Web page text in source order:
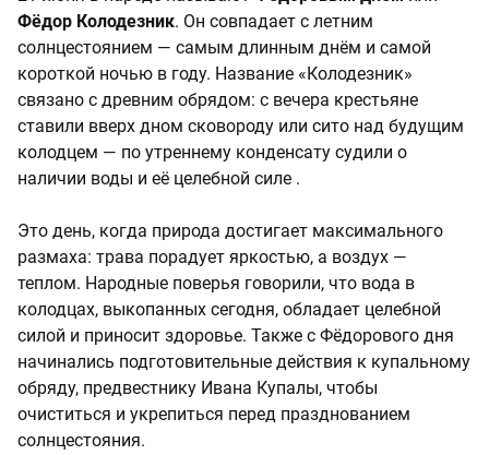
Фёдор Колодезник. Он совпадает с летним
солнцестоянием — самым длинным днём и самой
короткой ночью в году. Название «Колодезник»
связано с древним обрядом: с вечера крестьяне
ставили вверх дном сковороду или сито над будущим
колодцем — по утреннему конденсату судили о
наличии воды и её целебной силе .
Это день, когда природа достигает максимального
размаха: трава порадует яркостью, а воздух —
теплом. Народные поверья говорили, что вода в
колодцах, выкопанных сегодня, обладает целебной
силой и приносит здоровье. Также с Фёдорового дня
начинались подготовительные действия к купальному
обряду, предвестнику Ивана Купалы, чтобы
очиститься и укрепиться перед празднованием
солнцестояния.